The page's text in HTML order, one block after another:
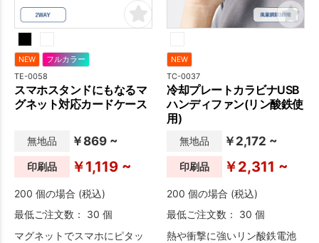
NEW フルカラー
TE-0058
スマホスタンドにもなるマ
グネット対応カードケース
無地品 ￥869 ~
印刷品 ￥1,119 ~
200 個の場合 (税込)
最低ご注文数： 30 個
マグネットでスマホにピタッ
NEW
TC-0037
冷却プレートカラビナUSB
ハンディファン(リン酸鉄使
用)
無地品 ￥2,172 ~
印刷品 ￥2,311 ~
200 個の場合 (税込)
最低ご注文数： 30 個
熱や衝撃に強いリン酸鉄電池